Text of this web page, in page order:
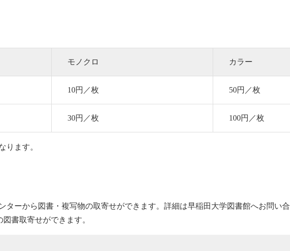
モノクロ カラー
10円／枚 50円／枚
30円／枚 100円／枚
ります。
ーから図書・複写物の取寄せができます。詳細は早稲田大学図書館へお問い合
書取寄せができます。